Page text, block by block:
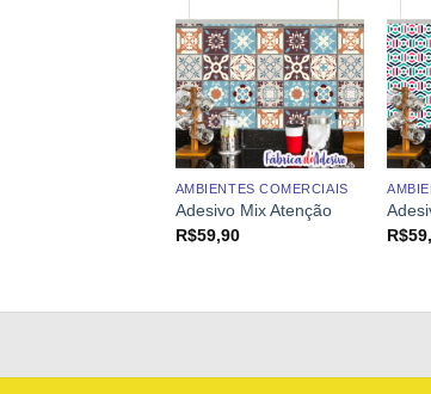
AMBIENTES COMERCIAIS
Adesivo Mix Atenção
R$59,90
R$